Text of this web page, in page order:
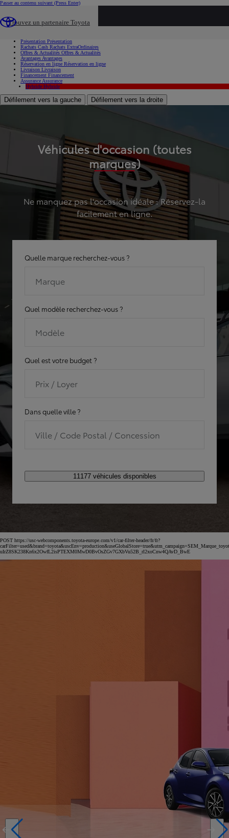
Passer au contenu suivant (Press Enter)
Trouvez un partenaire Toyota
Présentation Présentation
Rachats Cash Rachats ExtraOrdinaires
Offres & Actualités Offres & Actualités
Avantages Avantages
Réservation en ligne Réservation en ligne
Livraison Livraison
Financement Financement
Assurance Assurance
Hybride Hybride
Défilement vers la gauche Défilement vers la droite
Véhicules d'occasion (toutes
marques)
Ne manquez pas l'occasion idéale : Réservez-la
facilement en ligne.
Quelle marque recherchez-vous ?
Marque
Quel modèle recherchez-vous ?
Modèle
Quel est votre budget ?
Prix / Loyer
Dans quelle ville ?
Ville / Code Postal / Concession
11177 véhicules disponibles
POST https://usc-webcomponents.toyota-europe.com/v1/car-filter-header/fr/fr?
uIrZ8SK238Kn6x2OwfL2isPTEXM0MwD0BvOsZGv7GXbVu52B_rl2xoCnw4QAvD_BwE